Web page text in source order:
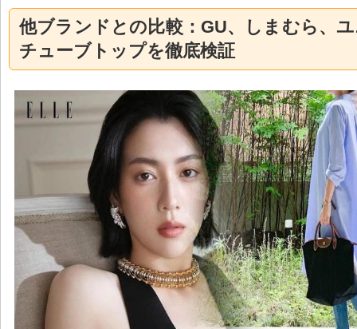
他ブランドとの比較：GU、しまむら、
チューブトップを徹底検証